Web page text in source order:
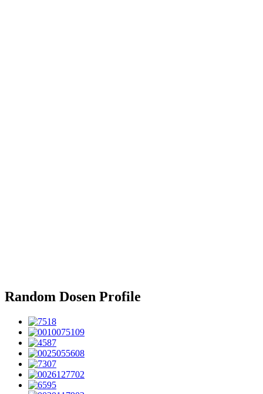
Random Dosen Profile